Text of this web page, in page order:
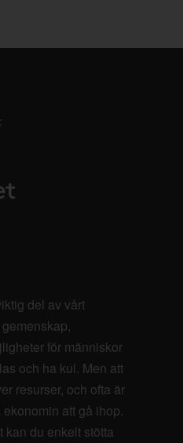
del av vårt
för människor
och ha kul. Men att
resurser, och ofta är
att gå ihop.
kan du enkelt stötta